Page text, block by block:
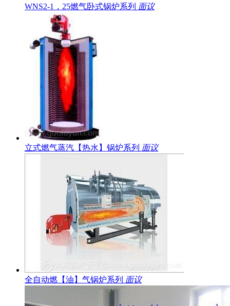
WNS2-1，25燃气卧式锅炉系列 面议
立式燃气蒸汽【热水】锅炉系列 面议
全自动燃【油】气锅炉系列 面议